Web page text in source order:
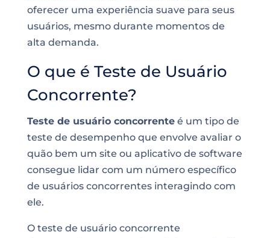
oferecer uma experiência suave para seus
usuários, mesmo durante momentos de
alta demanda.
O que é Teste de Usuário
Concorrente?
Teste de usuário concorrenteé um tipo de
teste de desempenho que envolve avaliar o
quão bem um site ou aplicativo de software
consegue lidar com um número específico
de usuários concorrentes interagindo com
ele.
O teste de usuário concorrente